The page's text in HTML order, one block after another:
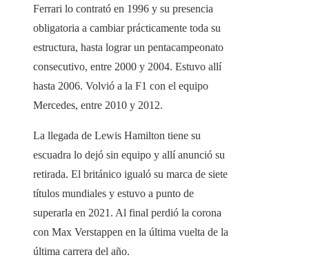
Ferrari lo contrató en 1996 y su presencia
obligatoria a cambiar prácticamente toda su
estructura, hasta lograr un pentacampeonato
consecutivo, entre 2000 y 2004. Estuvo allí
hasta 2006. Volvió a la F1 con el equipo
Mercedes, entre 2010 y 2012.
La llegada de Lewis Hamilton tiene su
escuadra lo dejó sin equipo y allí anunció su
retirada. El británico igualó su marca de siete
títulos mundiales y estuvo a punto de
superarla en 2021. Al final perdió la corona
con Max Verstappen en la última vuelta de la
última carrera del año.